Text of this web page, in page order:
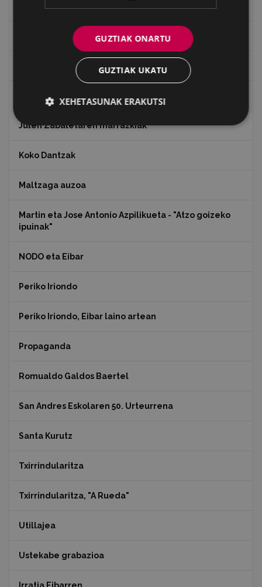
Ignazio Zuloagaren margolanak Eibarko dendetan
Indalecio Ojanguren, Gipuzkoako Foru Aldundia
Juan Antonio Palacios HARRIA
Julen Zabaletaren marrazkiak
Koko Dantzak
Maltzaga auzoa
Martin eta Jose Antonio Azpilikueta - "Atzo goizeko
ipuinak"
NODO eta Eibar
Periko Iriondo
Periko Iriondo, Eibar laino artean
Propaganda
Romualdo Galdos Baertel
San Andres Eskolaren 50. Urteurrena
Santa Kurutz
Txirrindularitza
Txirrindularitza, "A Rueda"
Utillajea
Ustekabe grabazioa
GUZTIAK ONARTU
GUZTIAK UKATU
XEHETASUNAK ERAKUTSI